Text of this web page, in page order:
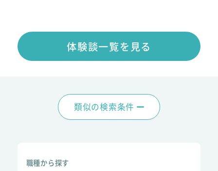
体験談一覧を見る
類似の検索条件
職種から探す